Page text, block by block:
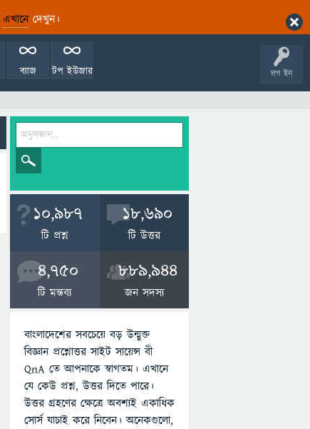
এখানেদেখুন।
লগ ইন
টপ ইউজার
ব্যাজ
10,987
টি প্রশ্ন
18,690
টি উত্তর
4,750
টি মন্তব্য
889,944
জন সদস্য
বাংলাদেশের সবচেয়ে বড় উন্মুক্ত
বিজ্ঞান প্রশ্নোত্তর সাইট সায়েন্স বী
QnA তে আপনাকে স্বাগতম। এখানে
যে কেউ প্রশ্ন, উত্তর দিতে পারে।
উত্তর গ্রহণের ক্ষেত্রে অবশ্যই একাধিক
সোর্স যাচাই করে নিবেন। অনেকগুলো,